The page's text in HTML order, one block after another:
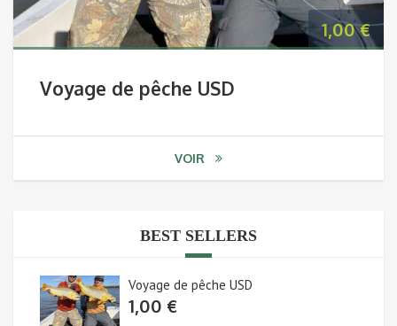
Solde
payer)
1,00€
Voyage de pêche USD
VOIR
BEST SELLERS
Voyage de pêche USD
1,00 €